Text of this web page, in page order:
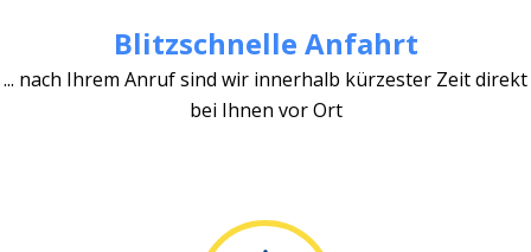
Blitzschnelle Anfahrt
... nach Ihrem Anruf sind wir innerhalb kürzester Zeit direkt
bei Ihnen vor Ort